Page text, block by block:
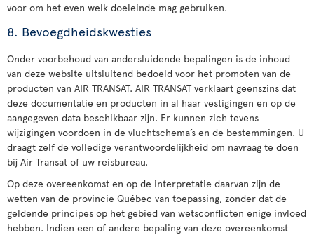
voor om het even welk doeleinde mag gebruiken.
8. Bevoegdheidskwesties
Onder voorbehoud van andersluidende bepalingen is de inhoud
van deze website uitsluitend bedoeld voor het promoten van de
producten van AIR TRANSAT. AIR TRANSAT verklaart geenszins dat
deze documentatie en producten in al haar vestigingen en op de
aangegeven data beschikbaar zijn. Er kunnen zich tevens
wijzigingen voordoen in de vluchtschema’s en de bestemmingen. U
draagt zelf de volledige verantwoordelijkheid om navraag te doen
bij Air Transat of uw reisbureau.
Op deze overeenkomst en op de interpretatie daarvan zijn de
wetten van de provincie Québec van toepassing, zonder dat de
geldende principes op het gebied van wetsconflicten enige invloed
hebben. Indien een of andere bepaling van deze overeenkomst